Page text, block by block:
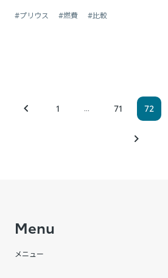
#プリウス #燃費 #比較
1 ... 71 72
Menu
メニュー